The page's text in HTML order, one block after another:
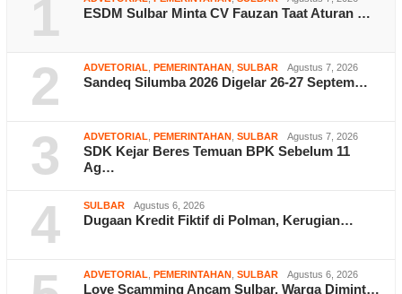
1 ESDM Sulbar Minta CV Fauzan Taat Aturan …
2 ADVETORIAL PEMERINTAHAN SULBAR Agustus 7, 2026
Sandeq Silumba 2026 Digelar 26-27 Septem…
3 ADVETORIAL PEMERINTAHAN SULBAR Agustus 7, 2026
SDK Kejar Beres Temuan BPK Sebelum 11
Ag…
4 SULBAR Agustus 6, 2026
Dugaan Kredit Fiktif di Polman, Kerugian…
ADVETORIAL PEMERINTAHAN SULBAR Agustus 6, 2026
Love Scamming Ancam Sulbar, Warga Dimint…